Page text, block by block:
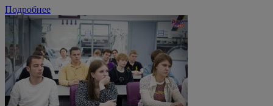
Подробнее